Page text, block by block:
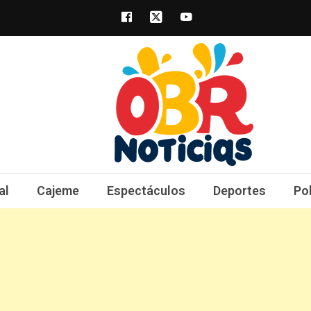
obrnoticias.com
obr noticias noticias, entretenimiento y
Cajeme Espectáculos Deportes